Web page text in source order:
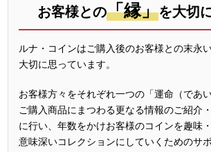
お客様との「縁」を大切
ルナ・コインはご購入後のお客様との末永
大切に思っています。
お客様方々をそれぞれ一つの「運命（であ
ご購入商品にまつわる更なる情報のご紹介
に行い、年数をかけお客様のコインを趣味
意味深いコレクションにしていくためのサ